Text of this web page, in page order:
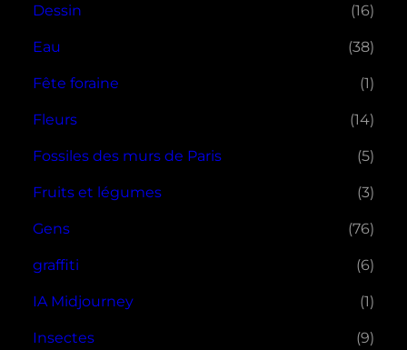
Dessin (16)
Eau (38)
Fête foraine (1)
Fleurs (14)
Fossiles des murs de Paris (5)
Fruits et légumes (3)
Gens (76)
graffiti (6)
IA Midjourney (1)
Insectes (9)